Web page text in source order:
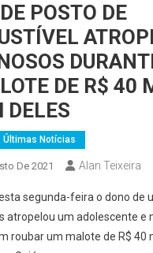
POSTO DE
DE R$ 40
DELES
Últimas Notícias
De 2021 Alan Teixeira
segunda-feira o dono de
atropelou um adolescente e
roubar um malote de R$ 40